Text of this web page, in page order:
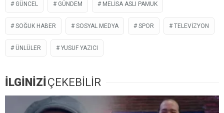
GÜNCEL GÜNDEM MELISA ASLI PAMUK
SOĞUK HABER SOSYAL MEDYA SPOR TELEVIZYON
ÜNLÜLER YUSUF YAZICI
İLGİNİZİÇEKEBİLİR